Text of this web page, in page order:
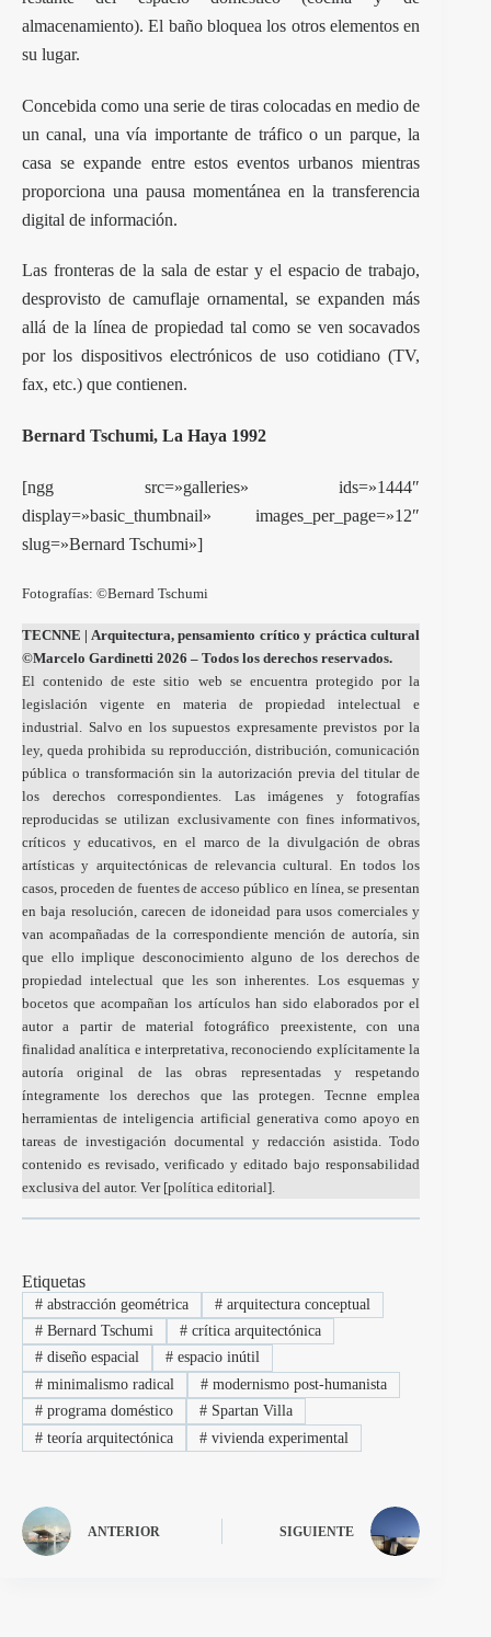
almacenamiento). El baño bloquea los otros elementos en
su lugar.
Concebida como una serie de tiras colocadas en medio de
un canal, una vía importante de tráfico o un parque, la
casa se ​​expande entre estos eventos urbanos mientras
proporciona una pausa momentánea en la transferencia
digital de información.
Las fronteras de la sala de estar y el espacio de trabajo,
desprovisto de camuflaje ornamental, se expanden más
allá de la línea de propiedad tal como se ven socavados
por los dispositivos electrónicos de uso cotidiano (TV,
fax, etc.) que contienen.
Bernard Tschumi, La Haya 1992
[ngg src=»galleries» ids=»1444″
display=»basic_thumbnail» images_per_page=»12″
slug=»Bernard Tschumi»]
Fotografías: ©Bernard Tschumi
TECNNE | Arquitectura, pensamiento crítico y práctica cultural
©Marcelo Gardinetti 2026 – Todos los derechos reservados.
El contenido de este sitio web se encuentra protegido por la
legislación vigente en materia de propiedad intelectual e
industrial. Salvo en los supuestos expresamente previstos por la
ley, queda prohibida su reproducción, distribución, comunicación
pública o transformación sin la autorización previa del titular de
los derechos correspondientes. Las imágenes y fotografías
reproducidas se utilizan exclusivamente con fines informativos,
críticos y educativos, en el marco de la divulgación de obras
artísticas y arquitectónicas de relevancia cultural. En todos los
casos, proceden de fuentes de acceso público en línea, se presentan
en baja resolución, carecen de idoneidad para usos comerciales y
van acompañadas de la correspondiente mención de autoría, sin
que ello implique desconocimiento alguno de los derechos de
propiedad intelectual que les son inherentes. Los esquemas y
bocetos que acompañan los artículos han sido elaborados por el
autor a partir de material fotográfico preexistente, con una
finalidad analítica e interpretativa, reconociendo explícitamente la
autoría original de las obras representadas y respetando
íntegramente los derechos que las protegen. Tecnne emplea
herramientas de inteligencia artificial generativa como apoyo en
tareas de investigación documental y redacción asistida. Todo
contenido es revisado, verificado y editado bajo responsabilidad
exclusiva del autor. Ver [política editorial].
Etiquetas
#abstracción geométrica #arquitectura conceptual
#Bernard Tschumi #crítica arquitectónica
#diseño espacial #espacio inútil
#minimalismo radical #modernismo post-humanista
#programa doméstico #Spartan Villa
#teoría arquitectónica #vivienda experimental
ANTERIOR SIGUIENTE